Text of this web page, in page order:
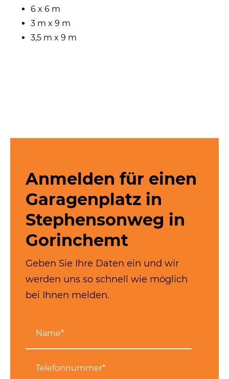
6 x 6 m
3 m x 9 m
3,5 m x 9 m
Anmelden für einen
Garagenplatz in
Stephen­sonweg in
Gorinchemt
Geben Sie Ihre Daten ein und wir
werden uns so schnell wie möglich
bei Ihnen melden.